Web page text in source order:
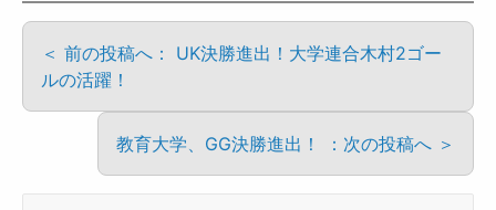
＜ 前の投稿へ： UK決勝進出！大学連合木村2ゴー
ルの活躍！
教育大学、GG決勝進出！ ：次の投稿へ ＞